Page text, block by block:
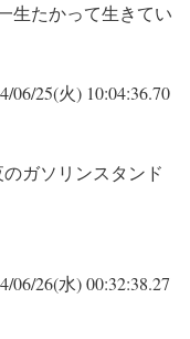
生たかって生きてい
06/25(火) 10:04:36.70
ガソリンスタンド
06/26(水) 00:32:38.27